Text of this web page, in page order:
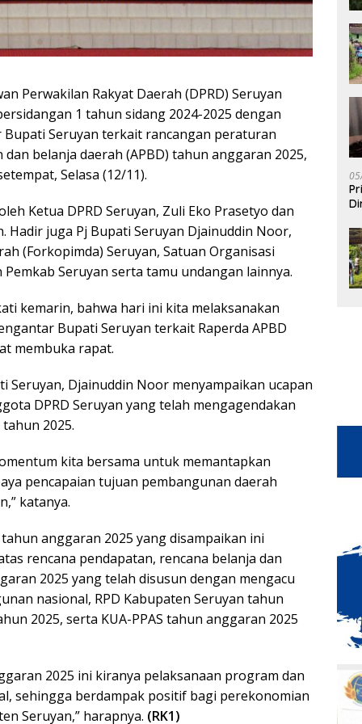
Perwakilan Rakyat Daerah (DPRD) Seruyan
1 tahun sidang 2024-2025 dengan
Seruyan terkait rancangan peraturan
belanja daerah (APBD) tahun anggaran 2025,
Selasa (12/11).
Ketua DPRD Seruyan, Zuli Eko Prasetyo dan
Hadir juga Pj Bupati Seruyan Djainuddin Noor,
(Forkopimda) Seruyan, Satuan Organisasi
Seruyan serta tamu undangan lainnya.
kemarin, bahwa hari ini kita melaksanakan
Bupati Seruyan terkait Raperda APBD
membuka rapat.
Seruyan, Djainuddin Noor menyampaikan ucapan
DPRD Seruyan yang telah mengagendakan
2025.
kita bersama untuk memantapkan
pencapaian tujuan pembangunan daerah
katanya.
anggaran 2025 yang disampaikan ini
rencana pendapatan, rencana belanja dan
2025 yang telah disusun dengan mengacu
nasional, RPD Kabupaten Seruyan tahun
2025, serta KUA-PPAS tahun anggaran 2025
2025 ini kiranya pelaksanaan program dan
sehingga berdampak positif bagi perekonomian
Seruyan,” harapnya. (RK1)